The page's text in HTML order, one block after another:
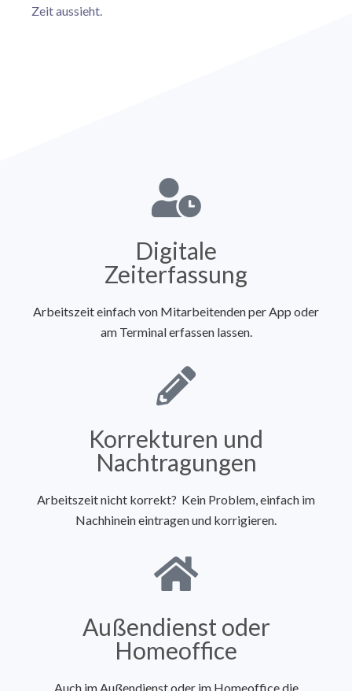
Zeit aussieht.
Digitale
Zeiterfassung
Arbeitszeit einfach von Mitarbeitenden per App oder
am Terminal erfassen lassen.
Korrekturen und
Nachtragungen
Arbeitszeit nicht korrekt? Kein Problem, einfach im
Nachhinein eintragen und korrigieren.
Außendienst oder
Homeoffice
Auch im Außendienst oder im Homeoffice die